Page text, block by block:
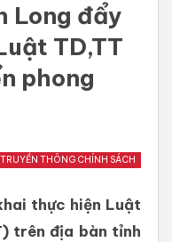
Long đẩy
TD,TT
phong
TRUYỀN THÔNG CHÍNH SÁCH
thực hiện Luật
trên địa bàn tỉnh